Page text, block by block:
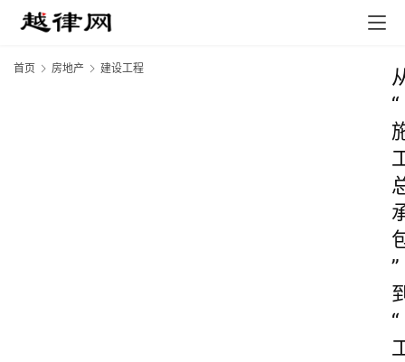
首页 房地产 建设工程
“
”
“